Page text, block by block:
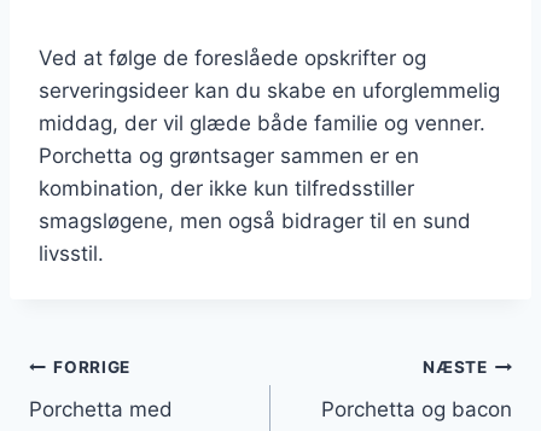
Ved at følge de foreslåede opskrifter og
serveringsideer kan du skabe en uforglemmelig
middag, der vil glæde både familie og venner.
Porchetta og grøntsager sammen er en
kombination, der ikke kun tilfredsstiller
smagsløgene, men også bidrager til en sund
livsstil.
Indlægsnavigation
FORRIGE
Porchetta med
NÆSTE
Porchetta og bacon